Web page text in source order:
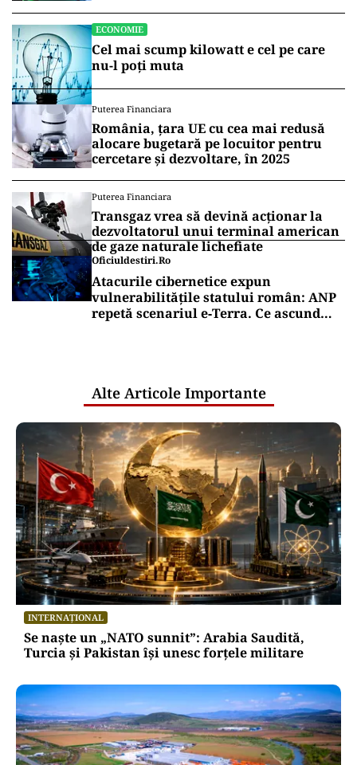
ECONOMIE
Cel mai scump kilowatt e cel pe care
nu-l poți muta
Puterea Financiara
România, țara UE cu cea mai redusă
alocare bugetară pe locuitor pentru
cercetare și dezvoltare, în 2025
Puterea Financiara
Transgaz vrea să devină acționar la
dezvoltatorul unui terminal american
de gaze naturale lichefiate
Oficiuldestiri.ro
Atacurile cibernetice expun
vulnerabilitățile statului român: ANP
repetă scenariul e‑Terra. Ce ascund
Alte Articole Importante
INTERNAȚIONAL
Se naște un „NATO sunnit”: Arabia Saudită,
Turcia și Pakistan își unesc forțele militare